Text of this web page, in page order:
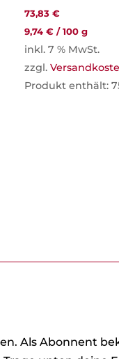
73,83€
9,74€ /100 g
inkl. 7 % MwSt.
zzgl.
Produkt enthält:
Als Abonnent